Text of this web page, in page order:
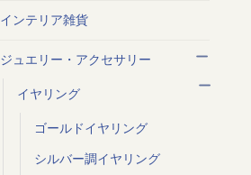
インテリア雑貨
ジュエリー・アクセサリー
イヤリング
ゴールドイヤリング
シルバー調イヤリング